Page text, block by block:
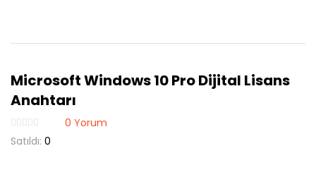
Microsoft Windows 10 Pro Dijital Lisans
Anahtarı
0 Yorum
Satıldı: 0